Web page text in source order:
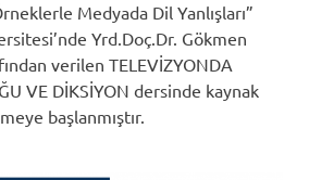
Medyada Dil Yanlışları”
Yrd.Doç.Dr. Gökmen
verilen TELEVİZYONDA
VE DİKSİYON dersinde kaynak
başlanmıştır.